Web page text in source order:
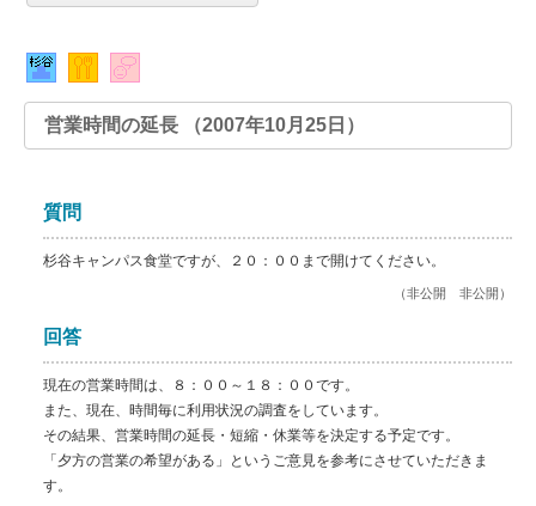
営業時間の延長 （2007年10月25日）
質問
杉谷キャンパス食堂ですが、２０：００まで開けてください。
（非公開 非公開）
回答
現在の営業時間は、８：００～１８：００です。
また、現在、時間毎に利用状況の調査をしています。
その結果、営業時間の延長・短縮・休業等を決定する予定です。
「夕方の営業の希望がある」というご意見を参考にさせていただきま
す。